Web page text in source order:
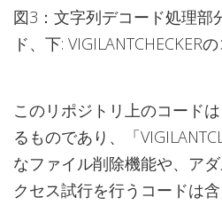
図3：文字列デコード処理部
ド、下: VIGILANTCHECKERの
このリポジトリ上のコード
るものであり、「
なファイル削除機能や、ア
クセス試行を行うコードは